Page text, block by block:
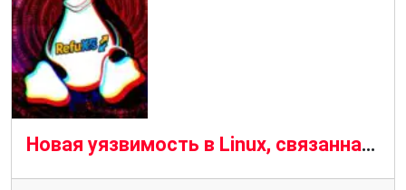
Новая уязвимость в Linux, связанная с файловой системой RefluXFS, позволяет злоумышленникам получить права root.